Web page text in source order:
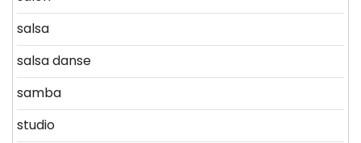
salsa
salsa danse
samba
studio